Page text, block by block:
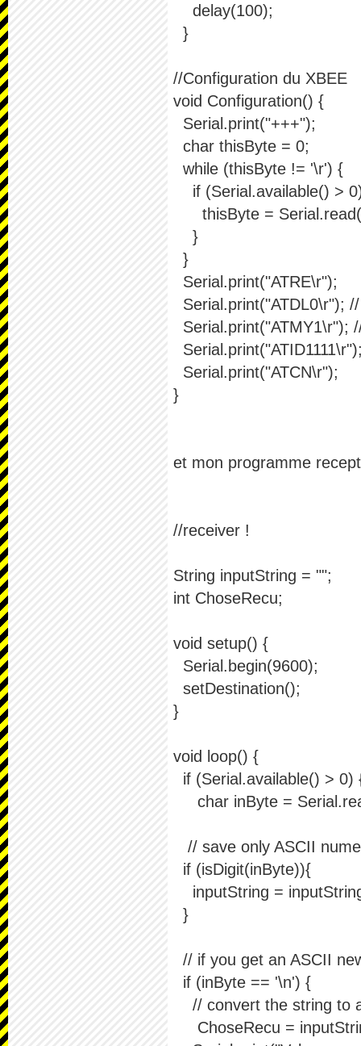
delay(100);
}
//Configuration du XBEE
void Configuration() {
Serial.print("+++");
char thisByte = 0;
while (thisByte != '\r') {
if (Serial.available() >
thisByte =
}
}
Serial.print("ATRE\r");
Serial.print("ATDL0\r");
Serial.print("ATMY1\r");
Serial.print("ATCN\r");
}
et mon programme
//receiver !
String inputString = "";
int ChoseRecu;
void setup() {
Serial.begin(9600);
setDestination();
}
void loop() {
if (Serial.available() > 0)
char inByte =
// save only ASCII
if (isDigit(inByte)){
inputString =
}
// if you get an ASCII
if (inByte == '\n') {
// convert the string to
ChoseRecu =